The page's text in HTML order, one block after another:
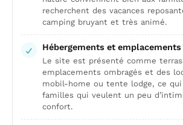
recherchent des vacances
camping bruyant et très animé.
Hébergements et emplacements
Le site est présenté comme
emplacements ombragés et des
mobil-home ou tente lodge, ce
familles qui veulent un peu
confort.